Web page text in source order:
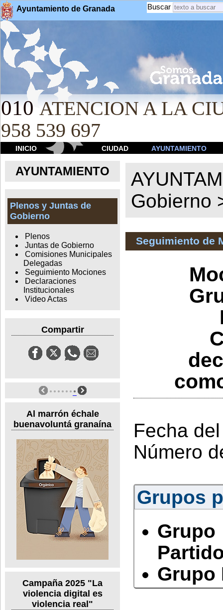
Ayuntamiento de Granada Buscar
010 ATENCION A LA
958 539 697
INICIO CIUDAD AYUNTAMIENTO
AYUNTAMIENTO
Plenos y Juntas de
Gobierno
Plenos
Juntas de Gobierno
Comisiones Municipales
Delegadas
Seguimiento Mociones
Declaraciones
Institucionales
Video Actas
Compartir
Al marrón échale
buenavoluntá granaína
Campaña 2025 "La
violencia digital es
violencia real"
Gobierno
Seguimiento de
Fecha
Número
Grupos
Grupo